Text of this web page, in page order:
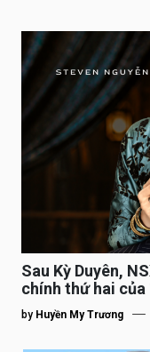
Sau Kỳ Duyên,
chính thứ hai của
by Huyền My Trương